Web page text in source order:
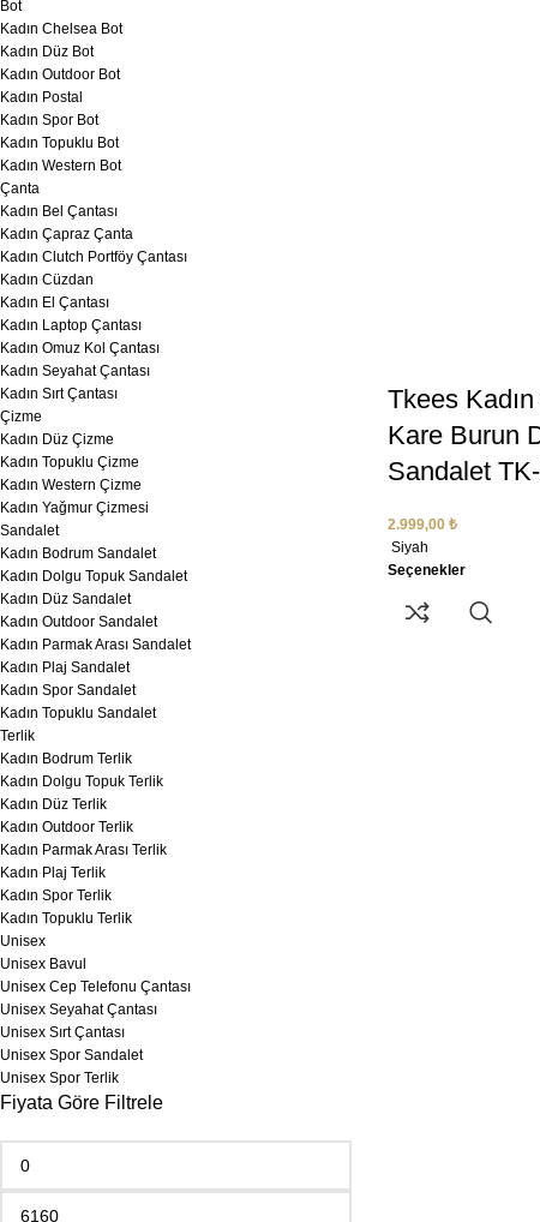
Bot
Kadın Chelsea Bot
Kadın Düz Bot
Kadın Outdoor Bot
Kadın Postal
Kadın Spor Bot
Kadın Topuklu Bot
Kadın Western Bot
Çanta
Kadın Bel Çantası
Kadın Çapraz Çanta
Kadın Clutch Portföy Çantası
Kadın Cüzdan
Kadın El Çantası
Kadın Laptop Çantası
Kadın Omuz Kol Çantası
Kadın Seyahat Çantası
Kadın Sırt Çantası
Çizme
Kadın Düz Çizme
Kadın Topuklu Çizme
Kadın Western Çizme
Kadın Yağmur Çizmesi
Sandalet
Kadın Bodrum Sandalet
Kadın Dolgu Topuk Sandalet
Kadın Düz Sandalet
Kadın Outdoor Sandalet
Kadın Parmak Arası Sandalet
Kadın Plaj Sandalet
Kadın Spor Sandalet
Kadın Topuklu Sandalet
Terlik
Kadın Bodrum Terlik
Kadın Dolgu Topuk Terlik
Kadın Düz Terlik
Kadın Outdoor Terlik
Kadın Parmak Arası Terlik
Kadın Plaj Terlik
Kadın Spor Terlik
Kadın Topuklu Terlik
Unisex
Unisex Bavul
Unisex Cep Telefonu Çantası
Unisex Seyahat Çantası
Unisex Sırt Çantası
Unisex Spor Sandalet
Unisex Spor Terlik
Fiyata Göre Filtrele
Tkees
Kare Burun
Sandalet
2.999,00 ₺
Siyah
Seçenekler